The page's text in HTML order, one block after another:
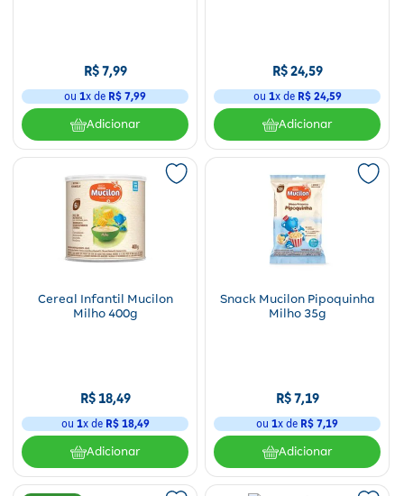
R$7,99
ou 1x de R$ 7,99
Adicionar
R$24,59
ou 1x de R$ 24,59
Adicionar
Cereal Infantil Mucilon
Milho 400g
R$18,49
ou 1x de R$ 18,49
Adicionar
Snack Mucilon Pipoquinha
Milho 35g
R$7,19
ou 1x de R$ 7,19
Adicionar